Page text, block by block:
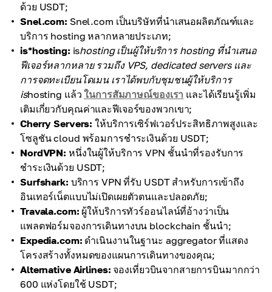
ด้วย USDT;
Snel.com: Snel.com เป็นบริษัทที่นำเสนอผลิตภัณฑ์และ
บริการ hosting หลากหลายประเภท;
is*hosting: ishosting เป็นผู้ให้บริการ hosting ที่นำเสนอ
ฟีเจอร์หลากหลาย รวมถึง VPS, dedicated servers และ
การจดทะเบียนโดเมน เราได้พบกับชุมชนผู้ให้บริการ
ishosting แล้วในการสัมภาษณ์ของเรา และได้เรียนรู้เพิ่ม
เติมเกี่ยวกับคุณค่าและฟีเจอร์ของพวกเขา;
Cherry Servers: ให้บริการเซิร์ฟเวอร์ประสิทธิภาพสูงและ
โซลูชัน cloud พร้อมการชำระเงินด้วย USDT;
NordVPN: หนึ่งในผู้ให้บริการ VPN ชั้นนำที่รองรับการ
ชำระเงินด้วย USDT;
Surfshark: บริการ VPN ที่รับ USDT สำหรับการเข้าถึง
อินเทอร์เน็ตแบบไม่เปิดเผยตัวตนและปลอดภัย;
Travala.com: ผู้ให้บริการทัวร์ออนไลน์ที่อ้างว่าเป็น
แพลตฟอร์มจองการเดินทางบน blockchain ชั้นนำ;
Expedia.com: ดำเนินงานในฐานะ aggregator ที่แสดง
โครงสร้างทั้งหมดของแผนการเดินทางของคุณ;
Alternative Airlines: จองเที่ยวบินจากสายการบินมากกว่า
600 แห่งโดยใช้ USDT;